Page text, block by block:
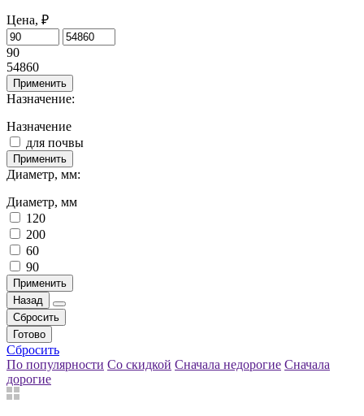
Цена, ₽
90
54860
Применить
Назначение:
Назначение
для почвы
Применить
Диаметр, мм:
Диаметр, мм
120
200
60
90
Применить
Назад
Сбросить
Готово
Сбросить
По популярности Со скидкой Сначала недорогие Сначала
дорогие